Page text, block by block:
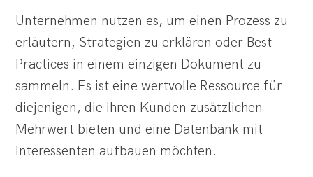
Unternehmen nutzen es, um einen Prozess zu
erläutern, Strategien zu erklären oder Best
Practices in einem einzigen Dokument zu
sammeln. Es ist eine wertvolle Ressource für
diejenigen, die ihren Kunden zusätzlichen
Mehrwert bieten und eine Datenbank mit
Interessenten aufbauen möchten.